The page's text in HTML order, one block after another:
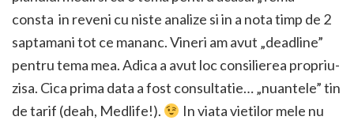
consta in reveni cu niste analize si in a nota timp de 2
saptamani tot ce mananc. Vineri am avut „deadline”
pentru tema mea. Adica a avut loc consilierea propriu-
zisa. Cica prima data a fost consultatie… „nuantele” tin
de tarif (deah, Medlife!).
In viata vietilor mele nu